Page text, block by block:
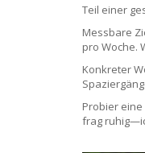
Teil einer
Messbare
pro Woche.
Konkreter
Probier
frag